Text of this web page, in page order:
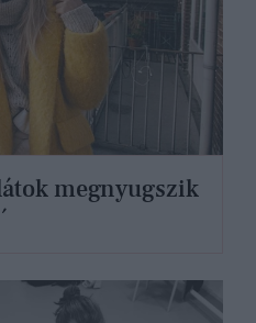
megnyugszik